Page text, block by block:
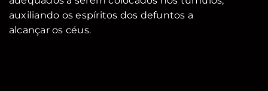
auxiliando os espíritos dos defuntos a
alcançar os céus.